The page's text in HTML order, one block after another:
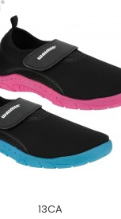
13CA